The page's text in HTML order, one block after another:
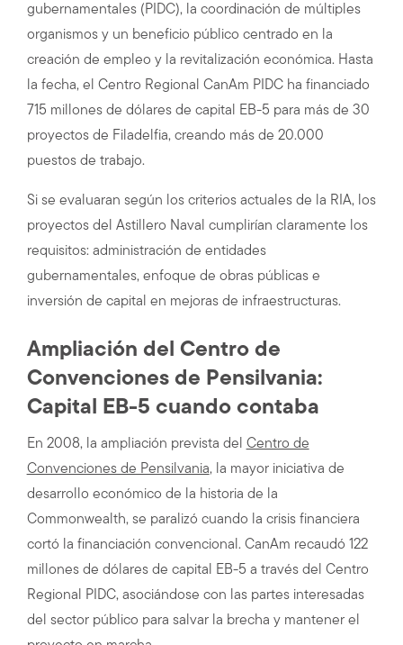
gubernamentales (PIDC), la coordinación de múltiples
organismos y un beneficio público centrado en la
creación de empleo y la revitalización económica. Hasta
la fecha, el Centro Regional CanAm PIDC ha financiado
715 millones de dólares de capital EB-5 para más de 30
proyectos de Filadelfia, creando más de 20.000
puestos de trabajo.
Si se evaluaran según los criterios actuales de la RIA, los
proyectos del Astillero Naval cumplirían claramente los
requisitos: administración de entidades
gubernamentales, enfoque de obras públicas e
inversión de capital en mejoras de infraestructuras.
Ampliación del Centro de
Convenciones de Pensilvania:
Capital EB-5 cuando contaba
En 2008, la ampliación prevista del Centro de
Convenciones de Pensilvania, la mayor iniciativa de
desarrollo económico de la historia de la
Commonwealth, se paralizó cuando la crisis financiera
cortó la financiación convencional. CanAm recaudó 122
millones de dólares de capital EB-5 a través del Centro
Regional PIDC, asociándose con las partes interesadas
del sector público para salvar la brecha y mantener el